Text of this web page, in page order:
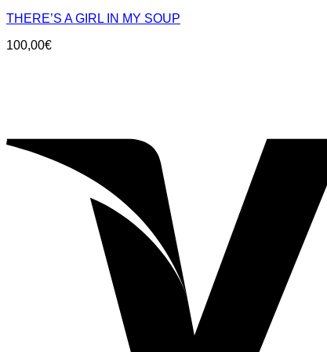
THERE’S A GIRL IN MY SOUP
100,00€